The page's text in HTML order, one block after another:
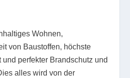
Wohnen,
von Baustoffen, höchste
perfekter Brandschutz und
alles wird von der